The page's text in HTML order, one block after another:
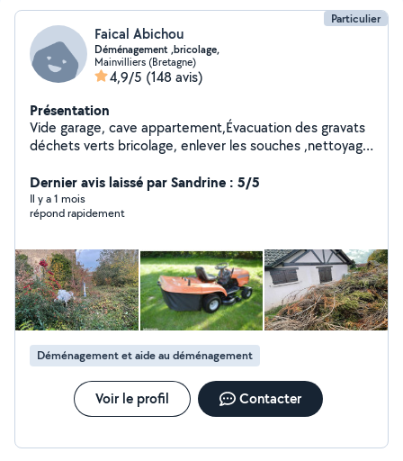
Particulier
Faical Abichou
Déménagement ,bricolage,
Mainvilliers (Bretagne)
4,9/5 (148 avis)
Présentation
Vide garage, cave appartement,Évacuation des gravats
déchets verts bricolage, enlever les souches ,nettoyage
Dernier avis laissé par Sandrine : 5/5
Il y a 1 mois
répond rapidement
Déménagement et aide au déménagement
Voir le profil Contacter